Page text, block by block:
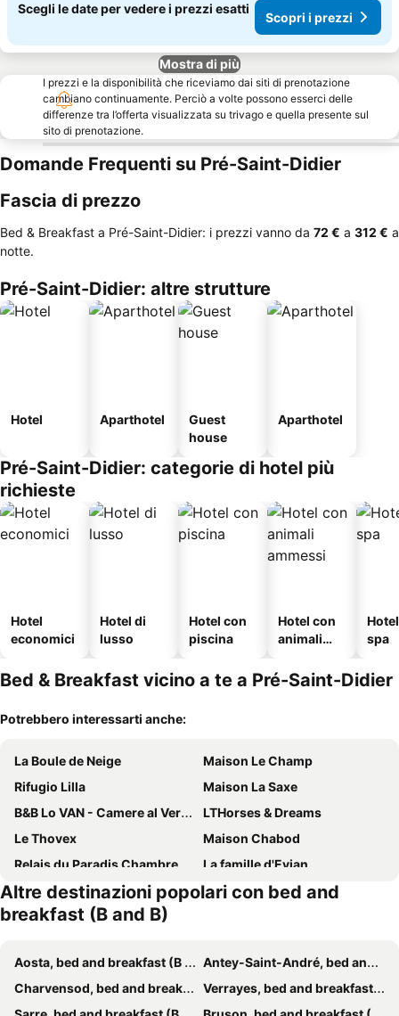
Scegli le date per vedere i prezzi esatti
Scopri i prezzi
Mostra di più
I prezzi e la disponibilità che riceviamo dai siti di prenotazione
cambiano continuamente. Perciò a volte possono esserci delle
differenze tra l’offerta visualizzata su trivago e quella presente sul
sito di prenotazione.
Domande Frequenti su Pré-Saint-Didier
Fascia di prezzo
Bed & Breakfast a Pré-Saint-Didier: i prezzi vanno da ‎72 € a ‎312 € a
notte.
Pré-Saint-Didier: altre strutture
Hotel Aparthotel
Guest
house
Aparthotel
Pré-Saint-Didier: categorie di hotel più
richieste
Hotel
economici
Hotel di
lusso
Hotel con
piscina
Hotel con
animali
spa
Bed & Breakfast vicino a te a Pré-Saint-Didier
Potrebbero interessarti anche:
La Boule de Neige
Maison Le Champ
Rifugio Lilla
Maison La Saxe
B&B Lo VAN - Camere al Verde Villaggio di Rumiod
LTHorses & Dreams
Le Thovex
Maison Chabod
Relais du Paradis Chambres d'Hôtes
La famille d'Evian
B&B Lo Djoua de Toueno
La Thuillettaz B&B
Le Petit Coin De Maison Chante Lune
La Pâquerette
Casa "Arvier" CIR n 0046
La Douce Pomme
Les Chevreuils
Altre destinazioni popolari con bed and
breakfast (B and B)
Aosta, bed and breakfast (B and B)
Antey-Saint-André, bed and breakfast (B and B)
Charvensod, bed and breakfast (B and B)
Verrayes, bed and breakfast (B and B)